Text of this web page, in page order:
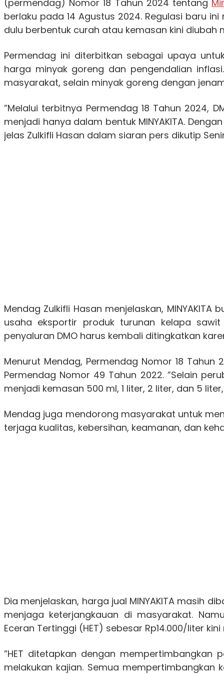
(permendag) Nomor 18 Tahun 2024 tentang
berlaku pada 14 Agustus 2024. Regulasi baru
dulu berbentuk curah atau kemasan kini diubah
Permendag ini diterbitkan sebagai upaya
harga minyak goreng dan pengendalian
masyarakat, selain minyak goreng dengan
”Melalui terbitnya Permendag 18 Tahun 2024,
menjadi hanya dalam bentuk MINYAKITA.
jelas Zulkifli Hasan dalam siaran pers dikutip
Mendag Zulkifli Hasan menjelaskan,
usaha eksportir produk turunan kelapa
penyaluran DMO harus kembali ditingkatkan
Menurut Mendag, Permendag Nomor 18
Permendag Nomor 49 Tahun 2022. ”Selain
menjadi kemasan 500 ml, 1 liter, 2 liter, dan 5
Mendag juga mendorong masyarakat untuk
terjaga kualitas, kebersihan, keamanan, dan
Dia menjelaskan, harga jual MINYAKITA masih
menjaga keterjangkauan di masyarakat.
Eceran Tertinggi (HET) sebesar Rp14.000/liter
”HET ditetapkan dengan
melakukan kajian. Semua